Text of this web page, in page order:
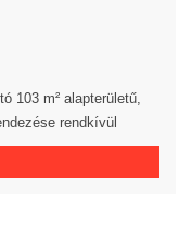
103 m² alapterületű,
rendkívül
külön WC